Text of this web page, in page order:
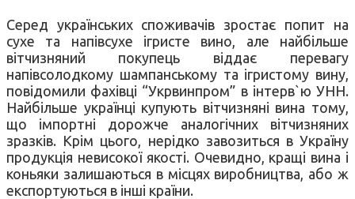
Серед українських споживачів зростає попит на
сухе та напівсухе ігристе вино, але найбільше
вітчизняний покупець віддає перевагу
напівсолодкому шампанському та ігристому вину,
повідомили фахівці “Укрвинпром” в інтерв`ю УНН.
Найбільше українці купують вітчизняні вина тому,
що імпортні дорожче аналогічних вітчизняних
зразків. Крім цього, нерідко завозиться в Україну
продукція невисокої якості. Очевидно, кращі вина і
коньяки залишаються в місцях виробництва, або ж
експортуються в інші країни.